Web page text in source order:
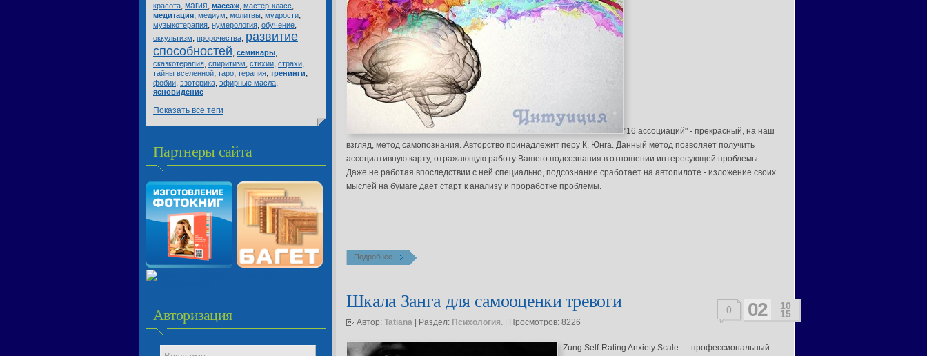
красота, магия, массаж, мастер-класс,
медитация, медиум, молитвы, мудрости,
музыкотерапия, нумерология, обучение,
оккультизм, пророчества, развитие
способностей, семинары,
сказкотерапия, спиритизм, стихии, страхи,
тайны вселенной, таро, терапия, тренинги,
фобии, эзотерика, эфирные масла,
ясновидение
Показать все теги
Партнеры сайта
Авторизация
"16 ассоциаций" - прекрасный, на наш
взгляд, метод самопознания. Авторство принадлежит перу К. Юнга. Данный метод позволяет получить
ассоциативную карту, отражающую работу Вашего подсознания в отношении интересующей проблемы.
Даже не работая впоследствии с ней специально, подсознание сработает на автопилоте - изложение своих
мыслей на бумаге дает старт к анализу и проработке проблемы.
Подробнее
0 10
15
02
Шкала Занга для самооценки тревоги
Автор: Tatiana | Раздел: Психология. | Просмотров: 8226
Zung Self-Rating Anxiety Scale — профессиональный